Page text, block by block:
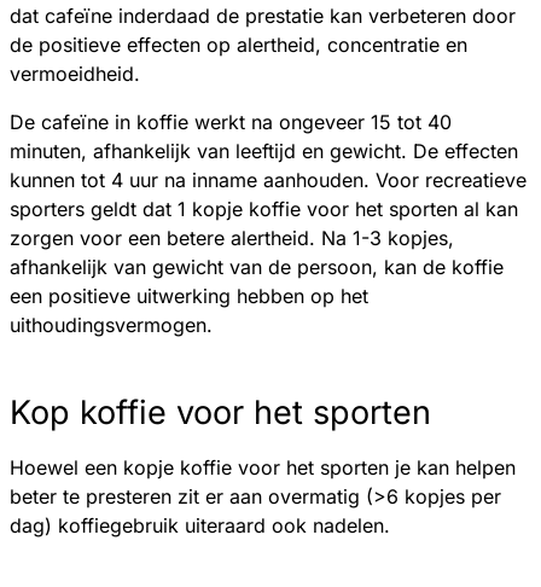
dat cafeïne inderdaad de prestatie kan verbeteren door
de positieve effecten op alertheid, concentratie en
vermoeidheid.
De cafeïne in koffie werkt na ongeveer 15 tot 40
minuten, afhankelijk van leeftijd en gewicht. De effecten
kunnen tot 4 uur na inname aanhouden. Voor recreatieve
sporters geldt dat 1 kopje koffie voor het sporten al kan
zorgen voor een betere alertheid. Na 1-3 kopjes,
afhankelijk van gewicht van de persoon, kan de koffie
een positieve uitwerking hebben op het
uithoudingsvermogen.
Kop koffie voor het sporten
Hoewel een kopje koffie voor het sporten je kan helpen
beter te presteren zit er aan overmatig (>6 kopjes per
dag) koffiegebruik uiteraard ook nadelen.